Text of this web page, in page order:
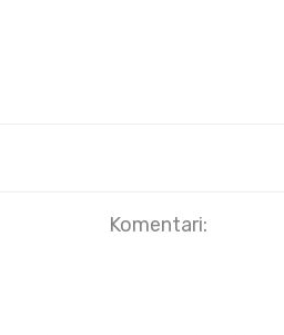
Komentari: